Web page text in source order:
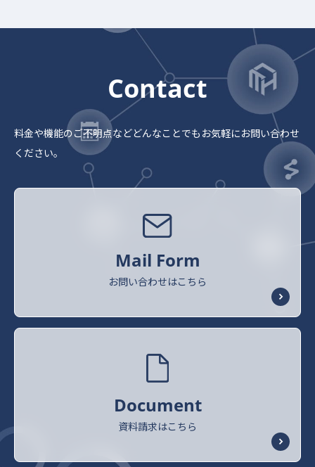
Contact
料金や機能のご不明点などどんなことでもお気軽にお問い合わせ
ください。
Mail Form
お問い合わせはこちら
Document
資料請求はこちら